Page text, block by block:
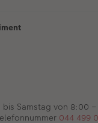
Samstag von 8:00
044 499